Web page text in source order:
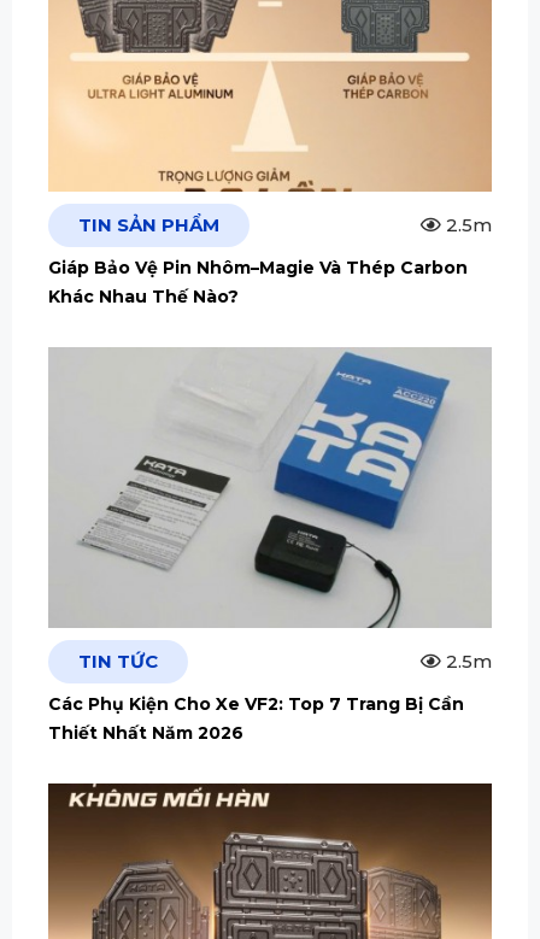
TIN SẢN PHẨM 2.5m
Giáp Bảo Vệ Pin Nhôm–Magie Và Thép Carbon
Khác Nhau Thế Nào?
TIN TỨC 2.5m
Các Phụ Kiện Cho Xe VF2: Top 7 Trang Bị Cần
Thiết Nhất Năm 2026